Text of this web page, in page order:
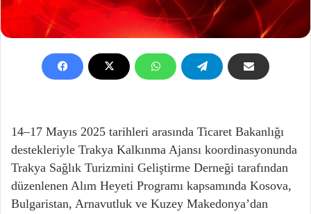
14–17 Mayıs 2025 tarihleri arasında Ticaret Bakanlığı
destekleriyle Trakya Kalkınma Ajansı koordinasyonunda
Trakya Sağlık Turizmini Geliştirme Derneği tarafından
düzenlenen Alım Heyeti Programı kapsamında Kosova,
Bulgaristan, Arnavutluk ve Kuzey Makedonya’dan